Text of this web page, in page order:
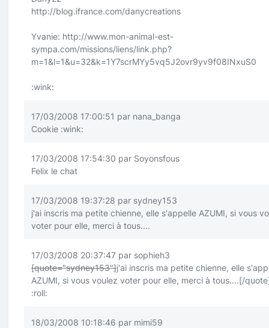
http://blog.ifrance.com/danycreations
Yvanie: http://www.mon-animal-est-
sympa.com/missions/liens/link.php?
m=1&l=1&u=32&k=1Y7scrMYy5vq5J2ovr9yv9f08INxuS0
:wink:
17/03/2008 17:00:51 par nana_banga
Cookie :wink:
17/03/2008 17:54:30 par Soyonsfous
Felix le chat
17/03/2008 19:37:28 par sydney153
j'ai inscris ma petite chienne, elle s'appelle AZUMI, si vous
voter pour elle, merci à tous....
17/03/2008 20:37:47 par sophieh3
[quote="sydney153"]j'ai inscris ma petite chienne, elle
AZUMI, si vous voulez voter pour elle, merci à tous....[/
:roll:
18/03/2008 10:18:46 par mimi59